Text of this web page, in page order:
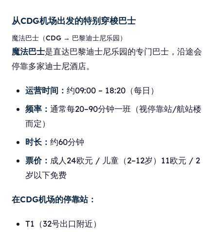
从CDG机场出发的特别穿梭巴士
魔法巴士（CDG → 巴黎迪士尼乐园）
魔法巴士是直达巴黎迪士尼乐园的专门巴士，沿途会
停靠多家迪士尼酒店。
运营时间： 约09:00 – 18:20（每日）
频率： 通常每20–90分钟一班（视停靠站/航站楼
而定）
时长： 约60分钟
票价： 成人24欧元 / 儿童（2–12岁）11欧元 / 2
岁以下免费
在CDG机场的停靠站：
T1（32号出口附近）